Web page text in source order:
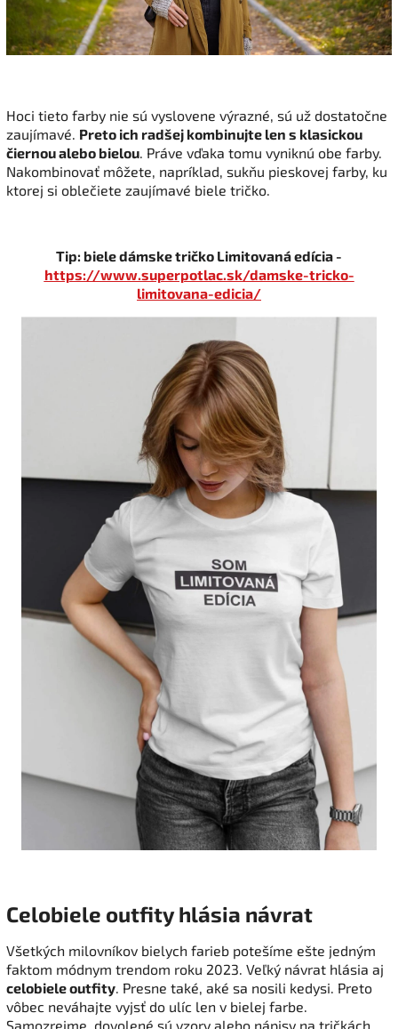
Hoci tieto farby nie sú vyslovene výrazné, sú už dostatočne
zaujímavé. Preto ich radšej kombinujte len s klasickou
čiernou alebo bielou. Práve vďaka tomu vyniknú obe farby.
Nakombinovať môžete, napríklad, sukňu pieskovej farby, ku
ktorej si oblečiete zaujímavé biele tričko.
Tip: biele dámske tričko Limitovaná edícia -
https://www.superpotlac.sk/damske-tricko-
limitovana-edicia/
Celobiele outfity hlásia návrat
Všetkých milovníkov bielych farieb potešíme ešte jedným
faktom módnym trendom roku 2023. Veľký návrat hlásia aj
celobiele outfity. Presne také, aké sa nosili kedysi. Preto
vôbec neváhajte vyjsť do ulíc len v bielej farbe.
Samozrejme, dovolené sú vzory alebo nápisy na tričkách.